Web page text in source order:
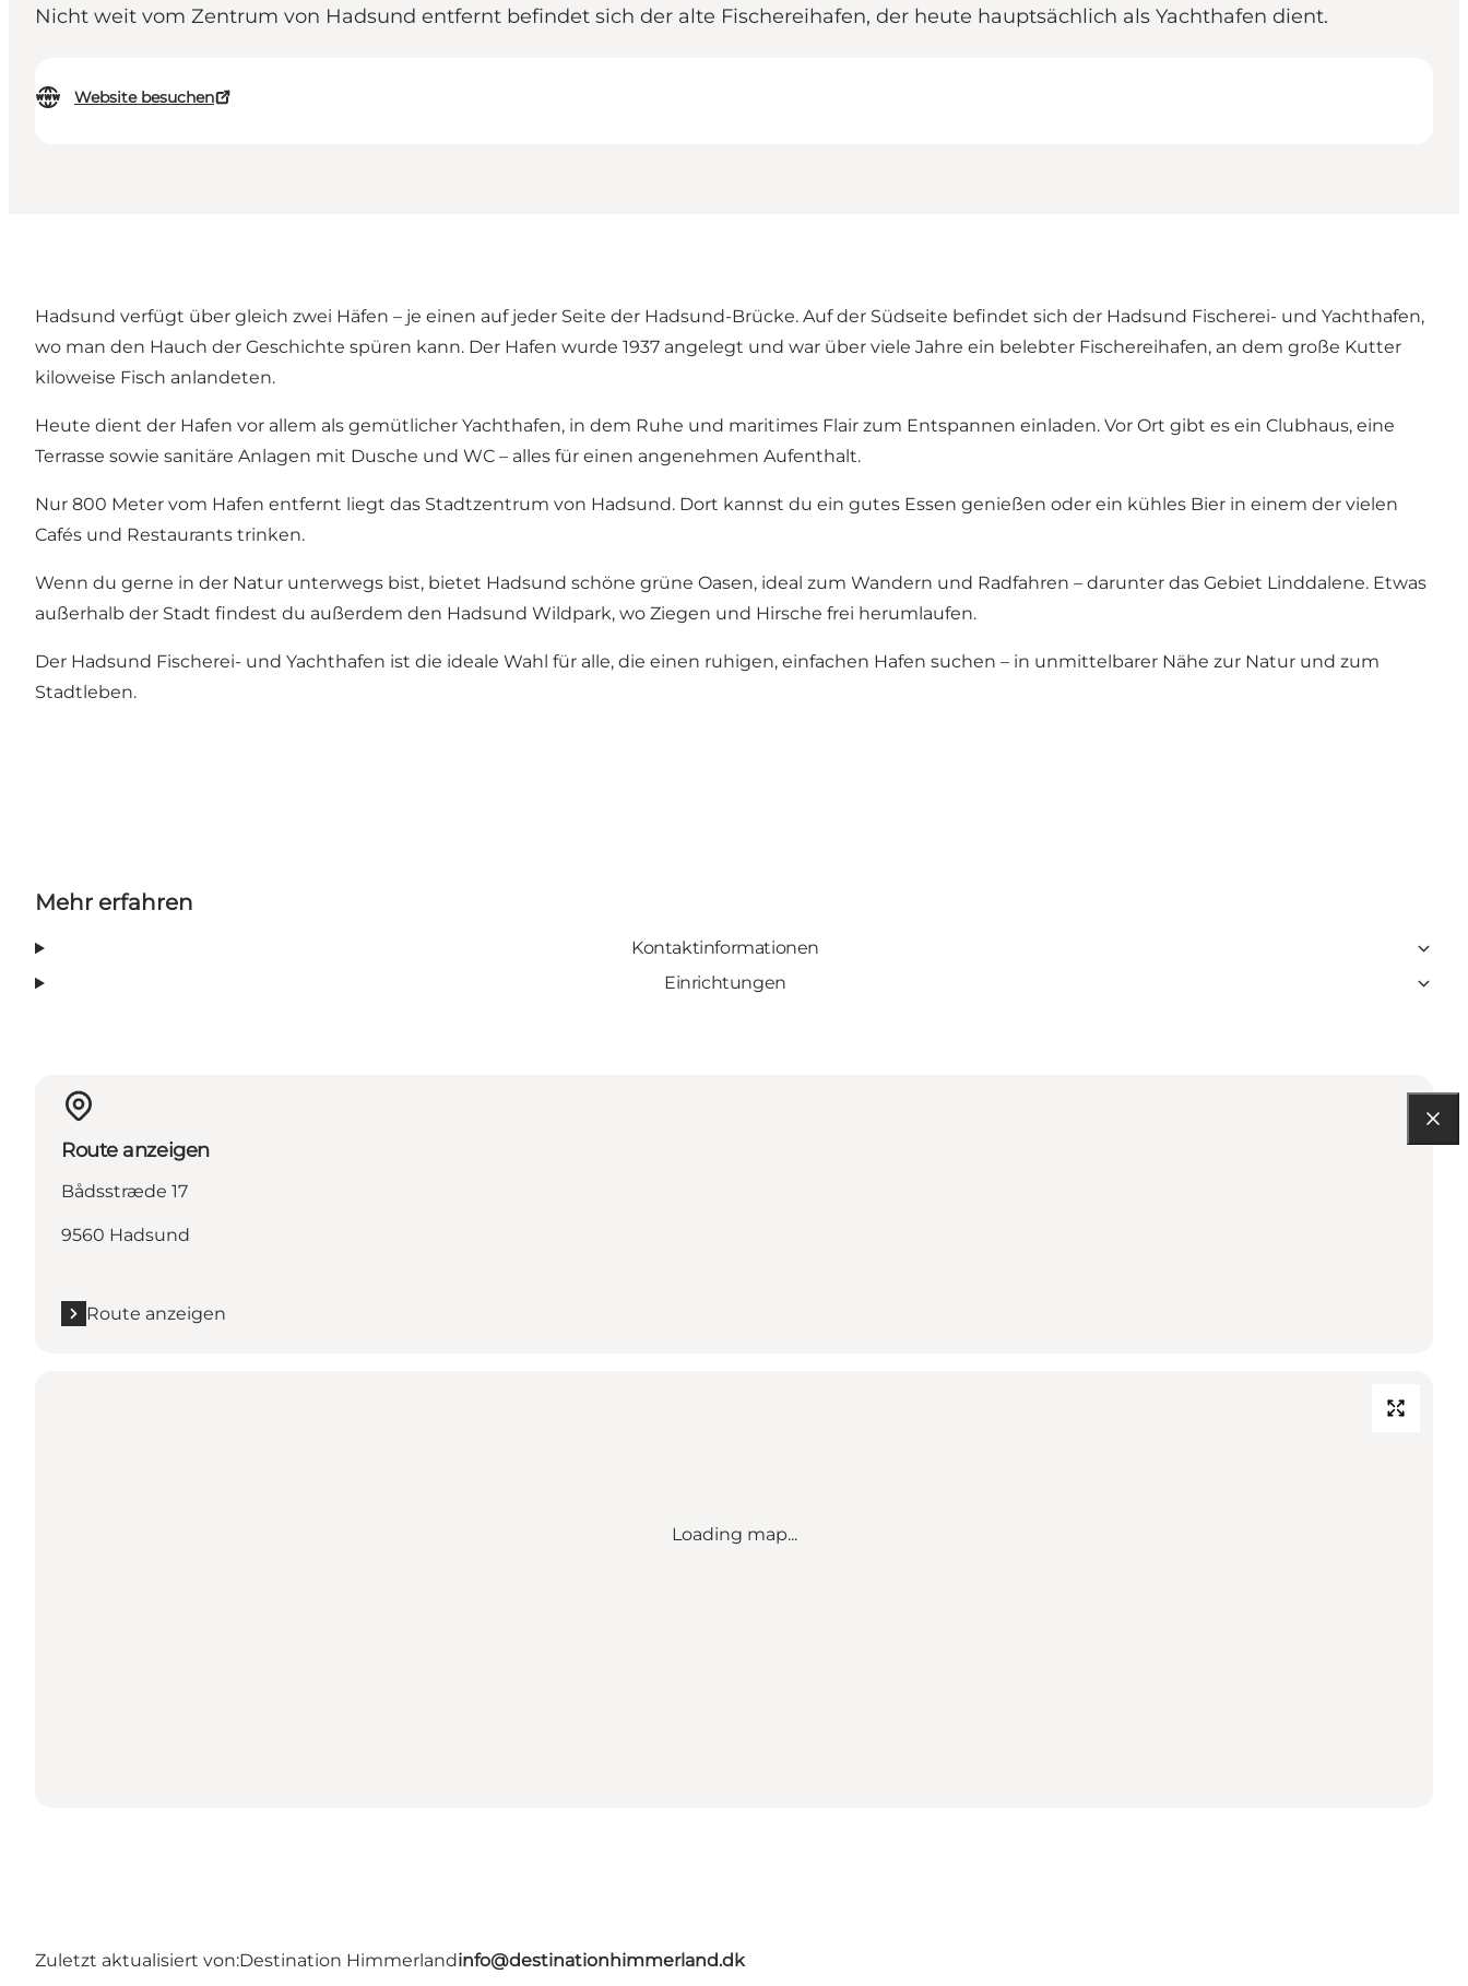
Nicht weit vom Zentrum von Hadsund entfernt befindet sich der alte Fischereihafen, der heute hauptsächlich als Yachthafen dient.
Website besuchen
Hadsund verfügt über gleich zwei Häfen – je einen auf jeder Seite der Hadsund-Brücke. Auf der Südseite befindet sich der Hadsund Fischerei- und Yachthafen,
wo man den Hauch der Geschichte spüren kann. Der Hafen wurde 1937 angelegt und war über viele Jahre ein belebter Fischereihafen, an dem große Kutter
kiloweise Fisch anlandeten.
Heute dient der Hafen vor allem als gemütlicher Yachthafen, in dem Ruhe und maritimes Flair zum Entspannen einladen. Vor Ort gibt es ein Clubhaus, eine
Terrasse sowie sanitäre Anlagen mit Dusche und WC – alles für einen angenehmen Aufenthalt.
Nur 800 Meter vom Hafen entfernt liegt das Stadtzentrum von Hadsund. Dort kannst du ein gutes Essen genießen oder ein kühles Bier in einem der vielen
Cafés und Restaurants trinken.
Wenn du gerne in der Natur unterwegs bist, bietet Hadsund schöne grüne Oasen, ideal zum Wandern und Radfahren – darunter das Gebiet Linddalene. Etwas
außerhalb der Stadt findest du außerdem den Hadsund Wildpark, wo Ziegen und Hirsche frei herumlaufen.
Der Hadsund Fischerei- und Yachthafen ist die ideale Wahl für alle, die einen ruhigen, einfachen Hafen suchen – in unmittelbarer Nähe zur Natur und zum
Stadtleben.
Mehr erfahren
Kontaktinformationen
Einrichtungen
Route anzeigen
Bådsstræde 17
9560 Hadsund
Route anzeigen
Loading map...
Zuletzt aktualisiert von:Destination Himmerlandinfo@destinationhimmerland.dk